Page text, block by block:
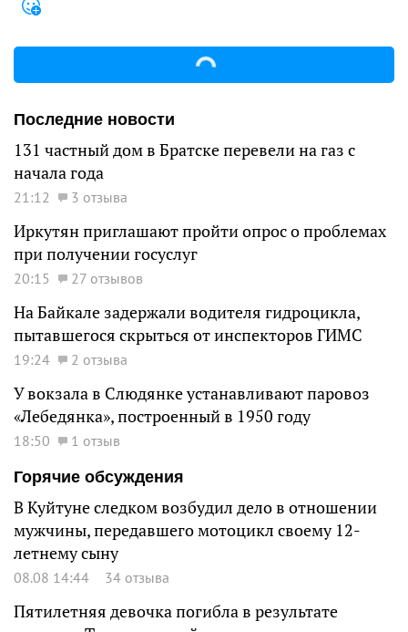
Последние новости
131 частный дом в Братске перевели на газ с
начала года
21:12 3 отзыва
Иркутян приглашают пройти опрос о проблемах
при получении госуслуг
20:15 27 отзывов
На Байкале задержали водителя гидроцикла,
пытавшегося скрыться от инспекторов ГИМС
19:24 2 отзыва
У вокзала в Слюдянке устанавливают паровоз
«Лебедянка», построенный в 1950 году
18:50
1 отзыв
Горячие обсуждения
В Куйтуне следком возбудил дело в отношении
мужчины, передавшего мотоцикл своему 12-
летнему сыну
08.08 14:44 34 отзыва
Пятилетняя девочка погибла в результате